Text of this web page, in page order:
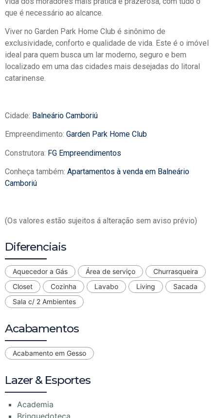
que é necessário ao alcance.
Viver no Garden Park Home Club é sinônimo de
exclusividade, conforto e qualidade de vida. Este é o imóvel
ideal para quem busca um lar moderno, seguro e bem
localizado em uma das cidades mais desejadas do litoral
catarinense.
Cidade: Balneário Camboriú
Empreendimento: Garden Park Home Club
Construtora: FG Empreendimentos
Conheça também: Apartamentos à venda em Balneário
Camboriú
(Os valores estão sujeitos á alteração sem aviso prévio)
Diferenciais
Aquecedor a Gás Área de serviço
Churrasqueira
Closet
Cozinha Lavabo Living
Sacada
Sala c/ 2 Ambientes
Acabamentos
Acabamento em Gesso
Lazer & Esportes
Academia